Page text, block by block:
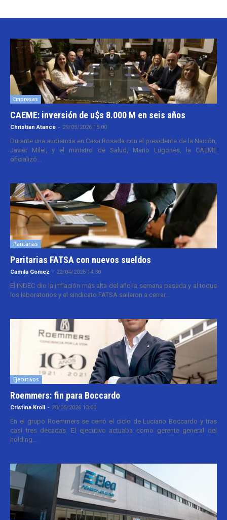
Empresas
CAEME: inversión de u$s 8.000 M en seis años
Christian Atance - 29/05/2026 15:00
Durante una audiencia en Casa Rosada con el presidente de la Nación,
Javier Milei, y el ministro de Salud, Mario Lugones, la CAEME
oficializó...
Paritarias
Paritarias FATSA con nuevos sueldos
Camila Gomez - 22/04/2026 14:30
El INDEC dio la inflación más alta del año la semana pasada y al toque
los laboratorios y el sindicato FATSA salieron a cerrar...
Ejecutivos
Roemmers: fin para Boccardo
Cristina Kroll - 20/05/2026 13:00
En el grupo Roemmers se cerró el ciclo de Luciano Boccardo y tras
casi tres décadas. El ejecutivo actuaba como gerente general del
holding...